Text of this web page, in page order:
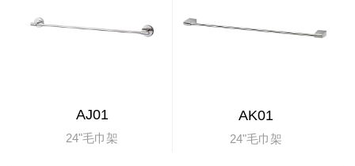
AJ01
24"毛巾架
AK01
24"毛巾架